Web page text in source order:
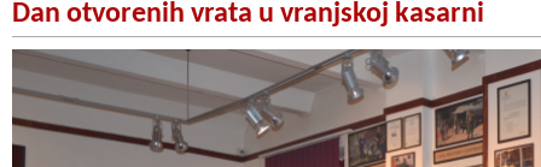
Dan otvorenih vrata u vranjskoj kasarni